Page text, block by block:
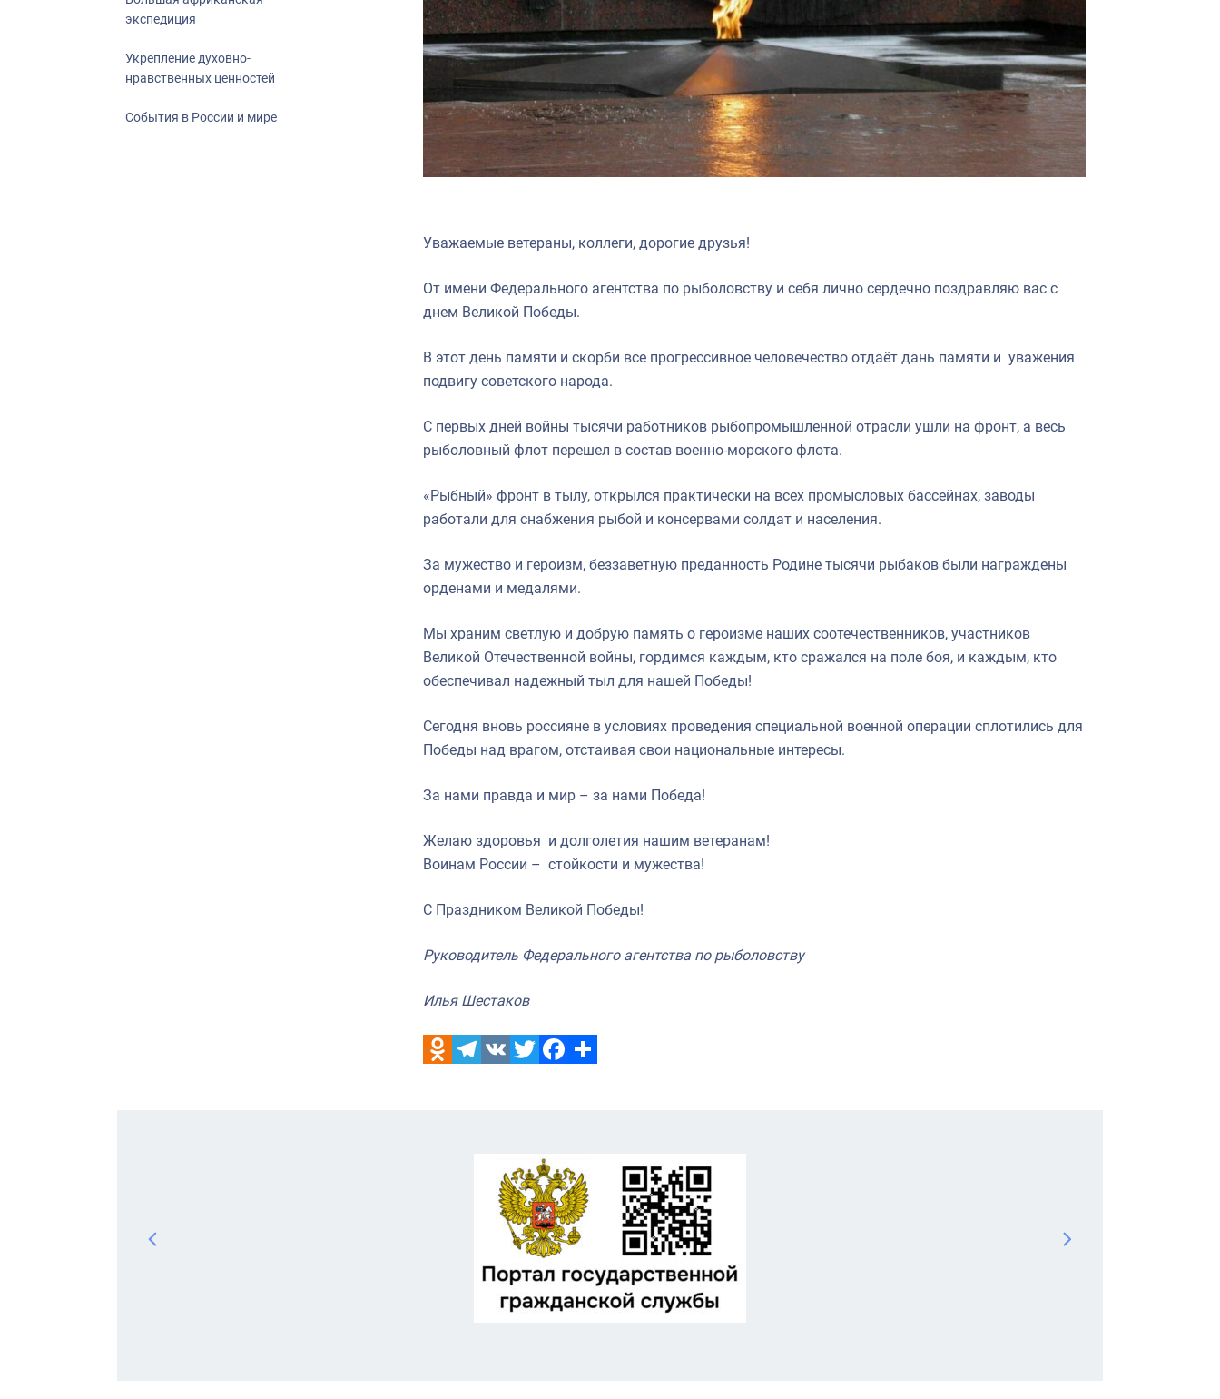
экспедиция
Укрепление духовно-
нравственных ценностей
События в России и мире
Уважаемые ветераны, коллеги, дорогие друзья!
От имени Федерального агентства по рыболовству и себя лично сердечно поздравляю вас с
днем Великой Победы.
В этот день памяти и скорби все прогрессивное человечество отдаёт дань памяти и уважения
подвигу советского народа.
С первых дней войны тысячи работников рыбопромышленной отрасли ушли на фронт, а весь
рыболовный флот перешел в состав военно-морского флота.
«Рыбный» фронт в тылу, открылся практически на всех промысловых бассейнах, заводы
работали для снабжения рыбой и консервами солдат и населения.
За мужество и героизм, беззаветную преданность Родине тысячи рыбаков были награждены
орденами и медалями.
Мы храним светлую и добрую память о героизме наших соотечественников, участников
Великой Отечественной войны, гордимся каждым, кто сражался на поле боя, и каждым, кто
обеспечивал надежный тыл для нашей Победы!
Сегодня вновь россияне в условиях проведения специальной военной операции сплотились для
Победы над врагом, отстаивая свои национальные интересы.
За нами правда и мир – за нами Победа!
Желаю здоровья и долголетия нашим ветеранам!
Воинам России – стойкости и мужества!
С Праздником Великой Победы!
Руководитель Федерального агентства по рыболовству
Илья Шестаков